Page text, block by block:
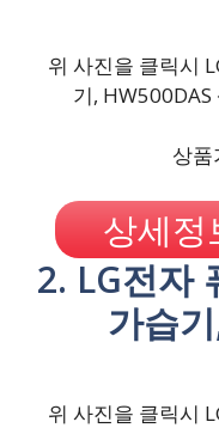
위 사진을 클릭시
기,
상품
상세정
2. LG전자
가습
위 사진을 클릭시